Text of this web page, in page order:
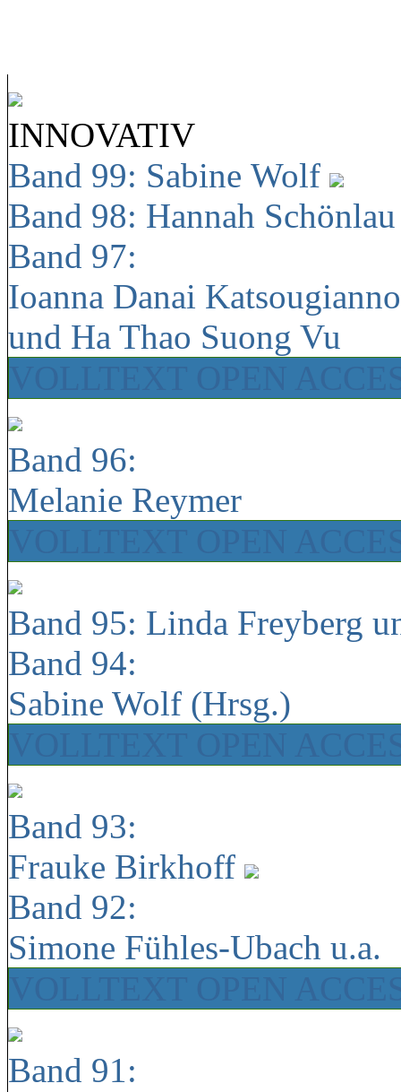
INNOVATIV
Band 99: Sabine Wolf
Band 98: Hannah
Band 97:
Ioanna Danai
und Ha Thao Suong Vu
Band 96:
Melanie Reymer
Band 95: Linda Freyberg
Band 94:
Sabine Wolf (Hrsg.)
Band 93:
Frauke Birkhoff
Band 92:
Simone Fühles-Ubach u.a.
Band 91: